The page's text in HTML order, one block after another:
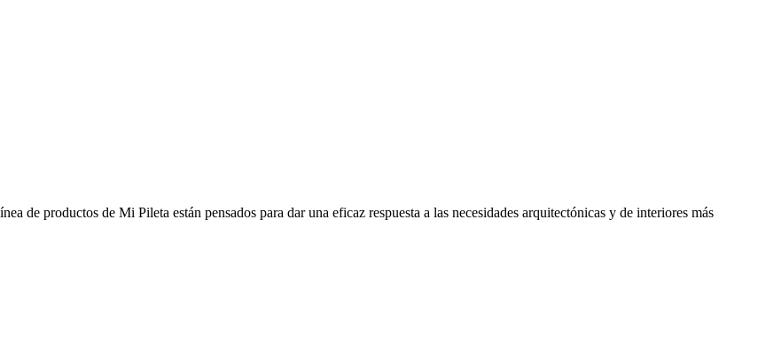
de productos de Mi Pileta están pensados para dar una eficaz respuesta a las necesidades arquitectónicas y de interiores más